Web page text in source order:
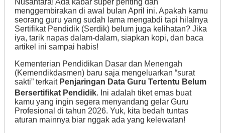
menggembirakan di awal bulan April ini. Apakah kamu
seorang guru yang sudah lama mengabdi tapi hilalnya
Sertifikat Pendidik (Serdik) belum juga kelihatan? Jika
iya, tarik napas dalam-dalam, siapkan kopi, dan baca
artikel ini sampai habis!
Kementerian Pendidikan Dasar dan Menengah
(Kemendikdasmen) baru saja mengeluarkan “surat
sakti” terkait Penjaringan Data Guru Tertentu Belum
Bersertifikat Pendidik. Ini adalah tiket emas buat
kamu yang ingin segera menyandang gelar Guru
Profesional di tahun 2026. Yuk, kita bedah tuntas
aturan mainnya biar nggak ada yang kelewatan!